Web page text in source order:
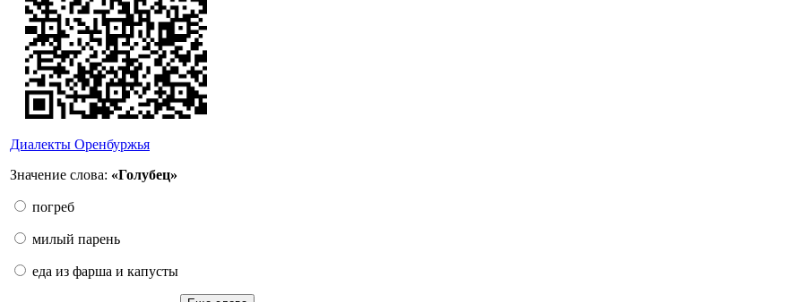
Диалекты Оренбуржья
Значение слова: «Голубец»
погреб
милый парень
еда из фарша и капусты